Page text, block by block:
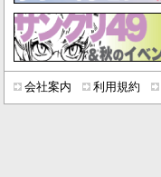
会社案内 利用規約